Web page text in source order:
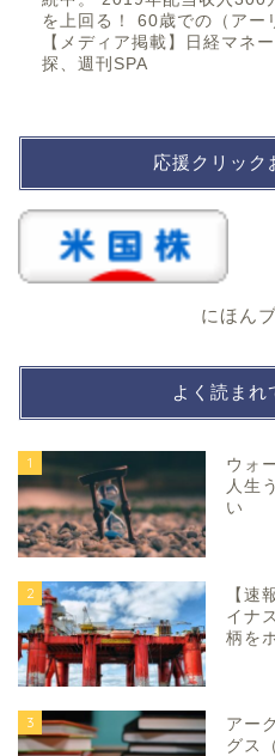
を上回る！ 60歳での（アー
【メディア掲載】日経マネ
探、週刊SPA
応援クリック
にほん
よく読まれ
1
ウォ
人生
い
2
【速
イナ
柄を
3
アー
グス